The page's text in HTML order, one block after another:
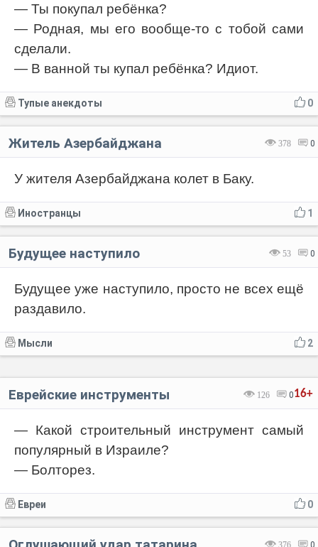
— Ты покупал ребёнка?
— Родная, мы его вообще-то с тобой сами
сделали.
— В ванной ты купал ребёнка? Идиот.
0
Тупые анекдоты
378 0
Житель Азербайджана
У жителя Азербайджана колет в Баку.
1
Иностранцы
53 0
Будущее наступило
Будущее уже наступило, просто не всех ещё
раздавило.
2
Мысли
16+
126 0
Еврейские инструменты
— Какой строительный инструмент самый
популярный в Израиле?
— Болторез.
0
Евреи
376 0